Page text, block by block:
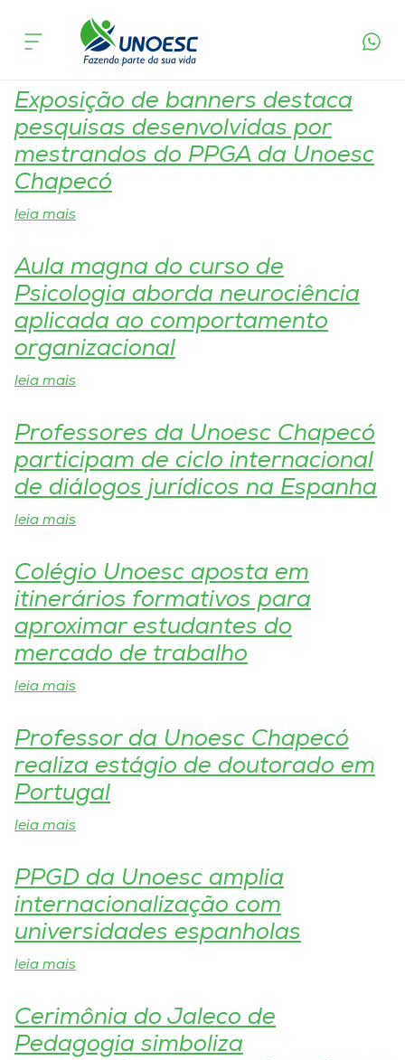
Cursos
Onde estamos
Pesquisa
Portal de Ensino
A
Unoesc
Internacionalização
I.nova
Diplomados
CPA
Biblioteca
Rádio
Museu
Unoesc
Store
Tag: Unoesc Chapecó
Exposição de banners destaca
pesquisas desenvolvidas por
mestrandos do PPGA da Unoesc
Chapecó
leia mais
Aula magna do curso de
Psicologia aborda neurociência
aplicada ao comportamento
organizacional
leia mais
Professores da Unoesc Chapecó
participam de ciclo internacional
de diálogos jurídicos na Espanha
leia mais
Colégio Unoesc aposta em
itinerários formativos para
aproximar estudantes do
mercado de trabalho
leia mais
Professor da Unoesc Chapecó
realiza estágio de doutorado em
Portugal
leia mais
PPGD da Unoesc amplia
internacionalização com
universidades espanholas
leia mais
Cerimônia do Jaleco de
Pedagogia simboliza